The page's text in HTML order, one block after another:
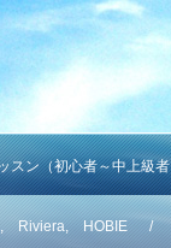
スン（初心者～中上級
Riviera, HOBIE /